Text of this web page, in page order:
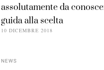
assolutamente da
guida alla scelta
10 DICEMBRE 2018
NEWS